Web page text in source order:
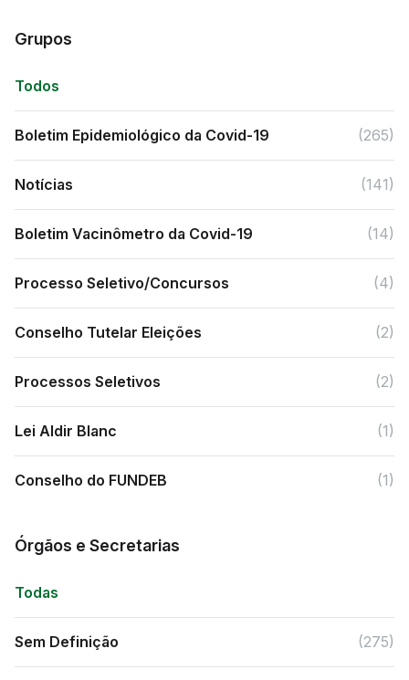
Grupos
Todos
Boletim Epidemiológico da Covid-19 (265)
Notícias (141)
Boletim Vacinômetro da Covid-19 (14)
Processo Seletivo/Concursos (4)
Conselho Tutelar Eleições (2)
Processos Seletivos (2)
Lei Aldir Blanc (1)
Conselho do FUNDEB (1)
Órgãos e Secretarias
Todas
Sem Definição (275)